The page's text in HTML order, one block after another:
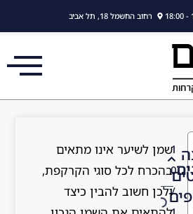
רחוב החשמל 18, תל אביב
1
0
/
שמן לשיער אינו מתאים
בהכרח לכל סוגי הקרקפת,
ולכן חשוב להבין כיצד